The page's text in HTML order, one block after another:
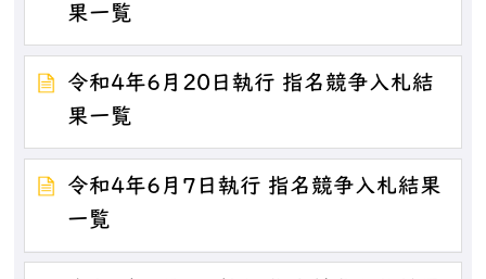
果一覧
令和4年6月20日執行 指名競争入札結
果一覧
令和4年6月7日執行 指名競争入札結果
一覧